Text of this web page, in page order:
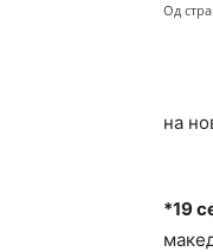
Од
на
*19